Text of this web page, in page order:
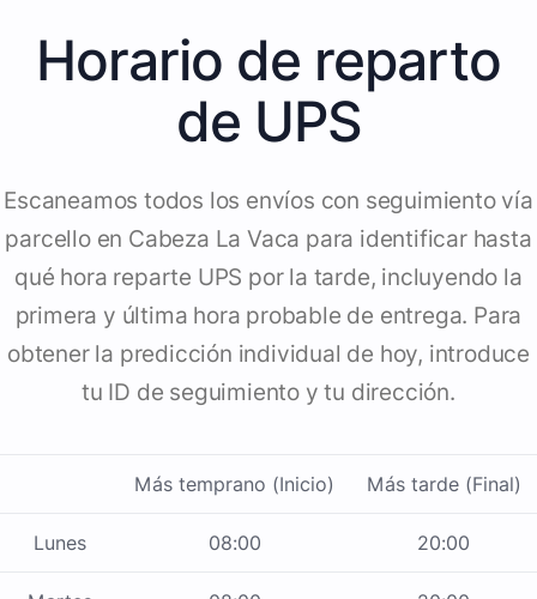
Horario de reparto
de UPS
Escaneamos todos los envíos con seguimiento vía
parcello en Cabeza La Vaca para identificar hasta
qué hora reparte UPS por la tarde, incluyendo la
primera y última hora probable de entrega. Para
obtener la predicción individual de hoy, introduce
tu ID de seguimiento y tu dirección.
Más temprano (Inicio) Más tarde (Final)
Lunes 08:00 20:00